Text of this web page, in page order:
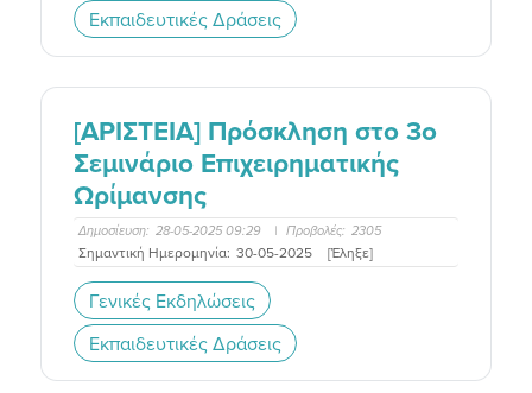
Εκπαιδευτικές Δράσεις
[ΑΡΙΣΤΕΙΑ] Πρόσκληση στο 3o
Σεμινάριο Επιχειρηματικής
Ωρίμανσης
Δημοσίευση: 28-05-2025 09:29 | Προβολές: 2305
Σημαντική Ημερομηνία: 30-05-2025 [Έληξε]
Γενικές Εκδηλώσεις
Εκπαιδευτικές Δράσεις